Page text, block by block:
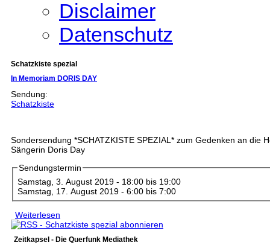
Disclaimer
Datenschutz
Schatzkiste spezial
In Memoriam DORIS DAY
Sendung:
Schatzkiste
Sondersendung *SCHATZKISTE SPEZIAL* zum Gedenken an die
Sängerin Doris Day
Sendungstermin
Samstag, 3. August 2019 - 18:00 bis 19:00
Samstag, 17. August 2019 - 6:00 bis 7:00
Weiterlesen
Zeitkapsel - Die Querfunk Mediathek